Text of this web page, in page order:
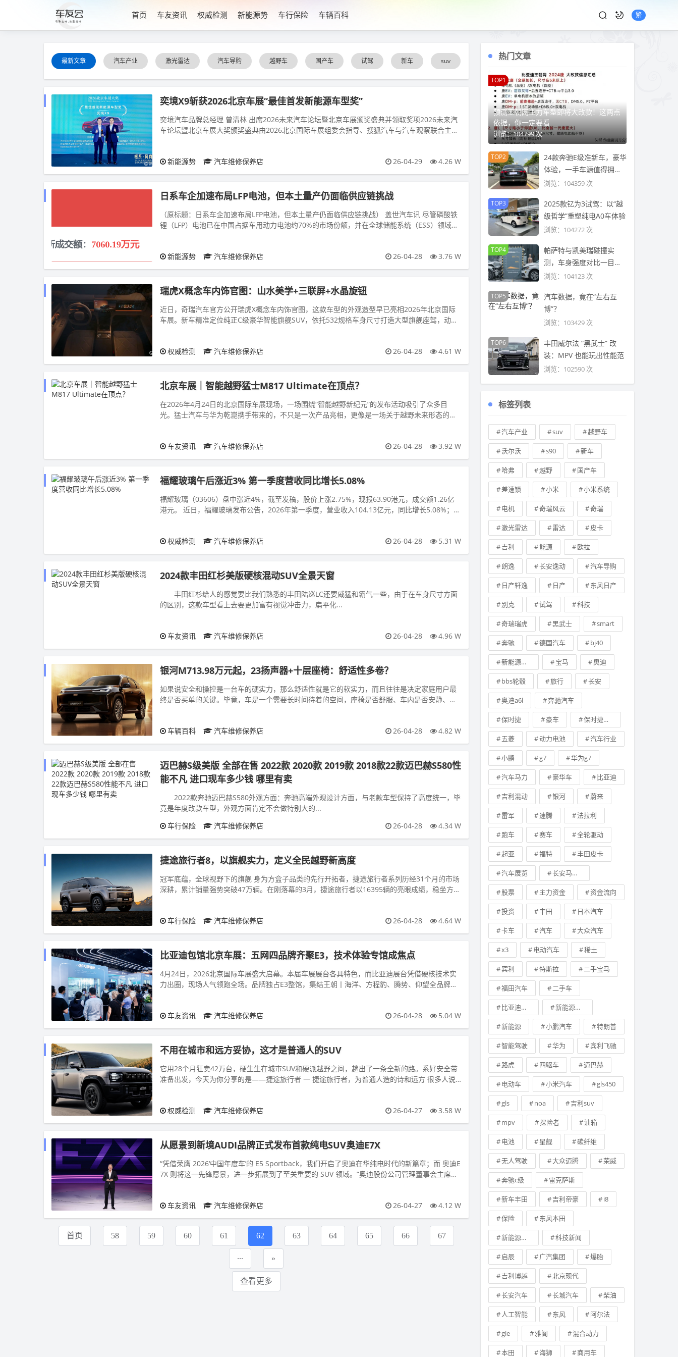
首页 车友资讯 权威检测 新能源势 车行保险 车辆百科 繁
最新文章 汽车产业 激光雷达 汽车导购 越野车 国产车 试驾 新车 suv
奕境X9斩获2026北京车展“最佳首发新能源车型奖”
奕境汽车品牌总经理 曾清林 出席2026未来汽车论坛暨北京车展颁奖盛典并领取奖项2026未来汽
车论坛暨北京车展大奖颁奖盛典由2026北京国际车展组委会指导、搜狐汽车与汽车观察联合主
新能源势 汽车维修保养店 26-04-29 4.26 W
日系车企加速布局LFP电池，但本土量产仍面临供应链挑战
（原标题：日系车企加速布局LFP电池，但本土量产仍面临供应链挑战） 盖世汽车讯 尽管磷酸铁
锂（LFP）电池已在中国占据车用动力电池约70%的市场份额，并在全球储能系统（ESS）领域广
新能源势 汽车维修保养店 26-04-28 3.76 W
瑞虎X概念车内饰官图：山水美学+三联屏+水晶旋钮
近日，奇瑞汽车官方公开瑞虎X概念车内饰官图，这款车型的外观造型早已亮相2026年北京国际
车展。新车精准定位纯正C级豪华智能旗舰SUV，依托532规格车身尺寸打造大型旗舰座驾，动力
权威检测 汽车维修保养店 26-04-28 4.61 W
北京车展｜智能越野猛士M817 Ultimate在顶点？
在2026年4月24日的北京国际车展现场，一场围绕“智能越野新纪元”的发布活动吸引了众多目
光。猛士汽车与华为乾崑携手带来的，不只是一次产品亮相，更像是一场关于越野未来形态的集
车友资讯 汽车维修保养店 26-04-28 3.92 W
福耀玻璃午后涨近3% 第一季度营收同比增长5.08%
福耀玻璃（03606）盘中涨近4%，截至发稿，股价上涨2.75%，现报63.90港元，成交额1.26亿
港元。 近日，福耀玻璃发布公告，2026年第一季度，营业收入104.13亿元，同比增长5.08%；归
权威检测 汽车维修保养店 26-04-28 5.31 W
2024款丰田红杉美版硬核混动SUV全景天窗
丰田红杉给人的感觉要比我们熟悉的丰田陆巡LC还要威猛和霸气一些，由于在车身尺寸方面
的区别，这款车型看上去要更加富有视觉冲击力，扁平化...
车友资讯 汽车维修保养店 26-04-28 4.96 W
银河M713.98万元起，23扬声器+十层座椅：舒适性多卷？
如果说安全和操控是一台车的硬实力，那么舒适性就是它的软实力，而且往往是决定家庭用户最
终是否买单的关键。毕竟，车是一个需要长时间待着的空间，座椅是否舒服、车内是否安静、空
车辆百科 汽车维修保养店 26-04-28 4.82 W
迈巴赫S级美版 全部在售 2022款 2020款 2019款 2018款22款迈巴赫S580性
能不凡 进口现车多少钱 哪里有卖
2022款奔驰迈巴赫S580外观方面：奔驰高端外观设计方面，与老款车型保持了高度统一，毕
竟是年度改款车型，外观方面肯定不会做特别大的...
车行保险
汽车维修保养店 26-04-28 4.34 W
捷途旅行者8，以旗舰实力，定义全民越野新高度
冠军底蕴，全球视野下的旗舰 身为方盒子品类的先行开拓者，捷途旅行者系列历经31个月的市场
深耕，累计销量强势突破47万辆。在刚落幕的3月，捷途旅行者以16395辆的亮眼成绩，稳坐方盒
车行保险 汽车维修保养店 26-04-28 4.64 W
比亚迪包馆北京车展：五网四品牌齐聚E3，技术体验专馆成焦点
4月24日，2026北京国际车展盛大启幕。本届车展展台各具特色，而比亚迪展台凭借硬核技术实
力出圈，现场人气领跑全场。品牌独占E3整馆，集结王朝丨海洋、方程豹、腾势、仰望全品牌矩
车友资讯 汽车维修保养店 26-04-28 5.04 W
不用在城市和远方妥协，这才是普通人的SUV
它用28个月狂卖42万台，硬生生在城市SUV和硬派越野之间，趟出了一条全新的路。系好安全带
准备出发，今天为你分享的是——捷途旅行者 一 捷途旅行者，为普通人造的诗和远方 很多人说
权威检测 汽车维修保养店 26-04-27 3.58 W
从愿景到新境AUDI品牌正式发布首款纯电SUV奥迪E7X
“凭借荣膺 2026‘中国年度车’的 E5 Sportback，我们开启了奥迪在华纯电时代的新篇章；而 奥迪E
7X 则将这一先锋愿景，进一步拓展到了至关重要的 SUV 领域。”奥迪股份公司管理董事会主席高
车友资讯 汽车维修保养店 26-04-27 4.12 W
首页 58 59 60 61 62 63 64 65 66 67
... »
查看更多
热门文章
TOP1
预测王朝网主力车型即将大改款！这两点
依据，你一定要看
浏览：104799 次
TOP2
24款奔驰E级准新车，豪华
体验，一手车源值得拥
有？
浏览：104359 次
TOP3
2025款钇为3试驾：以“越
级哲学”重塑纯电A0车体验
浏览：104272 次
TOP4
帕萨特与凯美瑞碰撞实
测，车身强度对比一目了
然
浏览：104123 次
TOP5
汽车数据，竟在“左右互
博”？
浏览：103429 次
TOP6
丰田威尔法 “黑武士” 改
装：MPV 也能玩出性能范
浏览：102590 次
标签列表
汽车产业 suv 越野车
沃尔沃 s90 新车
哈弗 越野 国产车
差速锁 小米 小米系统
电机 奇瑞风云 奇瑞
激光雷达 雷达 皮卡
吉利 能源 欧拉
朗逸 长安逸动 汽车导购
日产轩逸 日产 东风日产
别克 试驾 科技
奇瑞瑞虎 黑武士 smart
奔驰 德国汽车 bj40
新能源汽车 宝马 奥迪
bbs轮毂 旅行 长安
奥迪a6l 奔驰汽车
保时捷 豪车 保时捷卡宴
五菱 动力电池 汽车行业
小鹏 g7 华为g7
汽车马力 豪华车 比亚迪
吉利混动 银河 蔚来
雷军 速腾 法拉利
跑车 赛车 全轮驱动
起亚 福特 丰田皮卡
汽车展览 长安马自达
股票 主力资金 资金流向
投资 丰田 日本汽车
卡车 汽车 大众汽车
x3 电动汽车 稀土
宾利 特斯拉 二手宝马
福田汽车 二手车
比亚迪新能源汽车 新能源技术
新能源 小鹏汽车 特朗普
智能驾驶 华为 宾利飞驰
路虎 四驱车 迈巴赫
电动车 小米汽车 gls450
gls noa 吉利suv
mpv 探险者 油箱
电池 星舰 碳纤维
无人驾驶 大众迈腾 荣威
奔驰c级 雷克萨斯
新车丰田 吉利帝豪 i8
保险 东风本田
新能源车补贴 科技新闻
启辰 广汽集团 爆胎
吉利博越 北京现代
长安汽车 长城汽车 柴油
人工智能 东风 阿尔法
gle 雅阁 混合动力
本田 海狮 商用车